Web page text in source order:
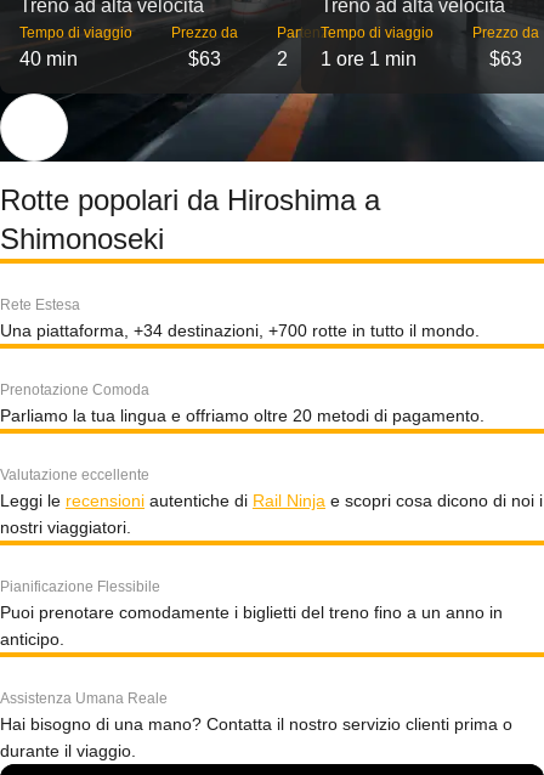
Treno ad alta velocità
Tempo di viaggio
40 min
Prezzo da
$63
Partenze
2
Treno ad alta velocità
Tempo di viaggio
1 ore 1 min
Prezzo da
$63
Rotte popolari da Hiroshima a
Shimonoseki
Rete Estesa
Una piattaforma, +34 destinazioni, +700 rotte in tutto il mondo.
Prenotazione Comoda
Parliamo la tua lingua e offriamo oltre 20 metodi di pagamento.
Valutazione eccellente
Leggi le recensioni autentiche di Rail Ninja e scopri cosa dicono di noi i
nostri viaggiatori.
Pianificazione Flessibile
Puoi prenotare comodamente i biglietti del treno fino a un anno in
anticipo.
Assistenza Umana Reale
Hai bisogno di una mano? Contatta il nostro servizio clienti prima o
durante il viaggio.